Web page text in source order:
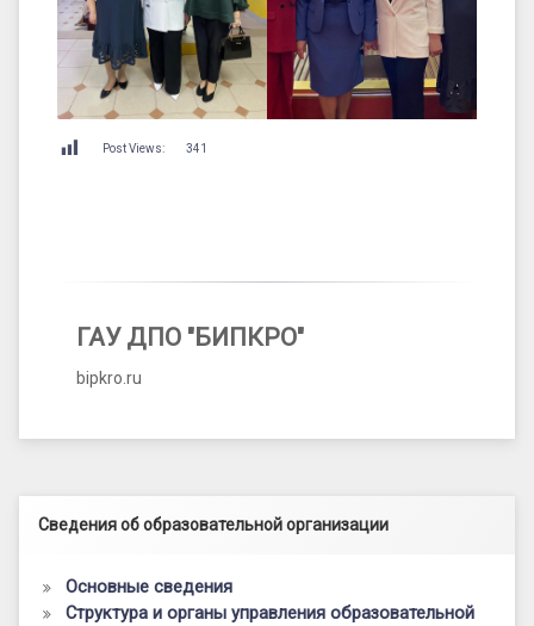
Post Views: 341
ГАУ ДПО "БИПКРО"
bipkro.ru
Левый сайдбар
Сведения об образовательной организации
Основные сведения
Структура и органы управления образовательной